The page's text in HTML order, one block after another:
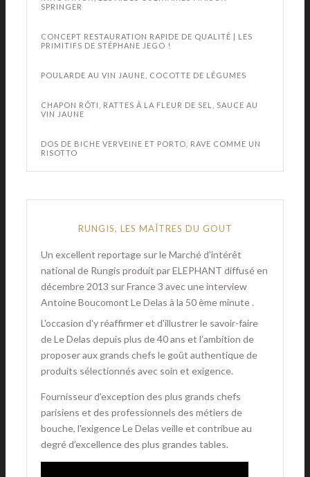
SPRINGER
CONCEPT RESTAURATION RAPIDE DE QUALITÉ | LES
PRIMITIFS DE STÉPHANE JEGO !
POULARDE AU VIN JAUNE, COCOTTE DE LÉGUMES
CHAPON RÔTI, RATTES À LA FLEUR DE SEL, SAUCE AU
VIN JAUNE
DOS DE BICHE VERVEINE ET PORTO, RAVE COMME UN
RISOTTO
RUNGIS, LES MAÎTRES DU GOUT
Un excellent reportage sur le Marché d'intérêt
national de Rungis produit par ELEPHANT diffusé en
décembre 2013 sur France 3 avec une interview
Antoine Boucomont Le Delas à la 50 ème minute .
L'occasion d'y réaffirmer et d'illustrer le savoir-faire
de Le Delas depuis plus de 40 ans et l’ambition de
proposer aux grands chefs le goût authentique de
produits sélectionnés avec soin et exigence.
Fournisseur d’exception des plus grands chefs
parisiens et des professionnels des métiers de
bouche, l'exigence Le Delas veille et contribue au
degré d’excellence des plus grandes tables.